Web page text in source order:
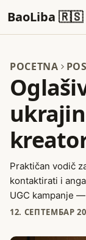
BaoLiba 🇷🇸
POCETNA
Praktičan vodič
kontaktirati i
UGC kampanje
12. СЕПТЕМБАР